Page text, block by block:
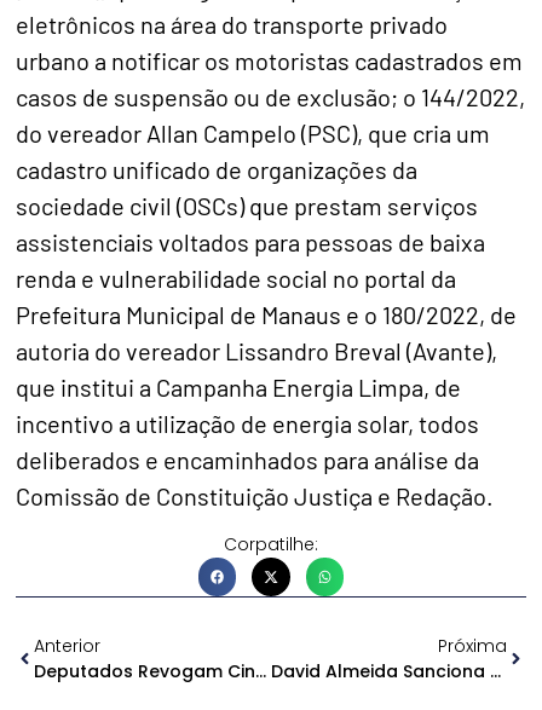
eletrônicos na área do transporte privado
urbano a notificar os motoristas cadastrados em
casos de suspensão ou de exclusão; o 144/2022,
do vereador Allan Campelo (PSC), que cria um
cadastro unificado de organizações da
sociedade civil (OSCs) que prestam serviços
assistenciais voltados para pessoas de baixa
renda e vulnerabilidade social no portal da
Prefeitura Municipal de Manaus e o 180/2022, de
autoria do vereador Lissandro Breval (Avante),
que institui a Campanha Energia Limpa, de
incentivo a utilização de energia solar, todos
deliberados e encaminhados para análise da
Comissão de Constituição Justiça e Redação.
Corpatilhe:
Anterior
Deputados Revogam Cinco Leis Consideradas Ultrapassadas
Próxima
David Almeida Sanciona Lei Que Permite A Chegada Do 5G Em Manaus